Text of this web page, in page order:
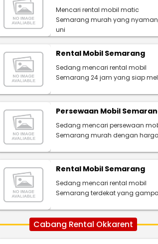
Mencari rental mobil matic
Semarang murah yang
uni
Rental Mobil Semarang
Sedang mencari rental mobil
Semarang 24 jam yang siap mel
Persewaan Mobil
Sedang mencari persewaan
Semarang murah dengan harga
Rental Mobil Semarang
Sedang mencari rental mobil
Semarang terdekat yang
Cabang Rental Okkarent